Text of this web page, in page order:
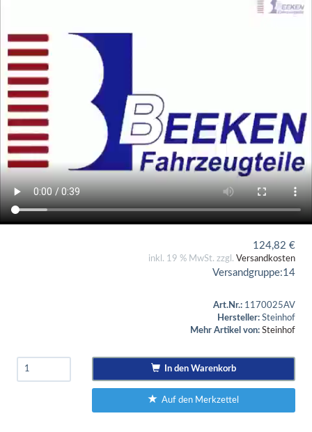
124,82 €
inkl. 19 % MwSt. zzgl. Versandkosten
Versandgruppe:14
Art.Nr.: 1170025AV
Hersteller: Steinhof
Mehr Artikel von: Steinhof
In den Warenkorb
Auf den Merkzettel